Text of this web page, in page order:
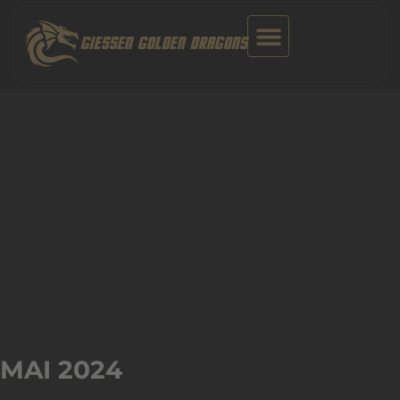
Inhalt
springen
GIESSEN GOLDEN DRAGONS
MAI 2024